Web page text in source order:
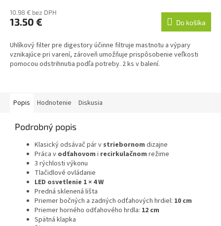
10.98 € bez DPH
13.50 € Do košíka
Uhlíkový filter pre digestory účinne filtruje mastnotu a výpary
vznikajúce pri varení, zároveň umožňuje prispôsobenie veľkosti
pomocou odstrihnutia podľa potreby. 2 ks v balení.
Popis Hodnotenie Diskusia
Podrobný popis
Klasický odsávač pár v striebornom dizajne
Práca v odťahovom i recirkulačnom režime
3 rýchlosti výkonu
Tlačidlové ovládanie
LED osvetlenie 1 × 4 W
Predná sklenená lišta
Priemer bočných a zadných odťahových hrdiel: 10 cm
Priemer horného odťahového hrdla: 12 cm
Spätná klapka